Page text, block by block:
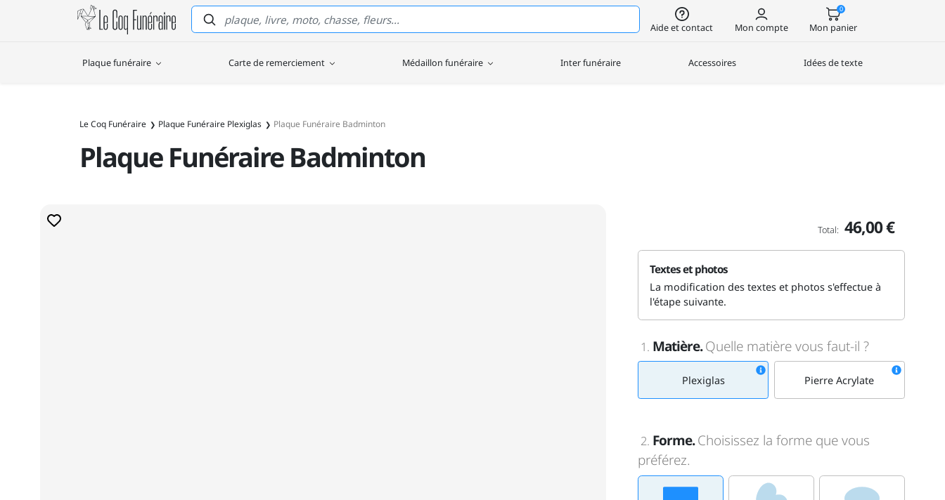
Le Coq Funéraire
Aide et contact Mon compte
0
Mon panier
Plaque funéraire Carte de remerciement Médaillon funéraire Inter funéraire Accessoires Idées de texte
Le Coq Funéraire Plaque Funéraire Plexiglas Plaque Funéraire Badminton
Plaque Funéraire Badminton
Total: 46,00 €
Textes et photos
La modification des textes et photos s'effectue à
l'étape suivante.
1. Matière.Quelle matière vous faut-il ?
Plexiglas Pierre Acrylate
2. Forme.Choisissez la forme que vous
préférez.